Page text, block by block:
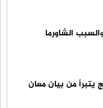
الشاورما
يتبرأ من بيان معان